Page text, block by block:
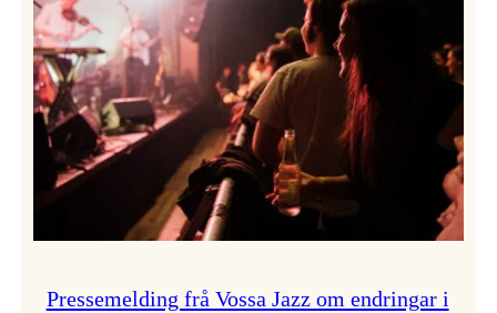
Pressemelding frå Vossa Jazz om endringar i